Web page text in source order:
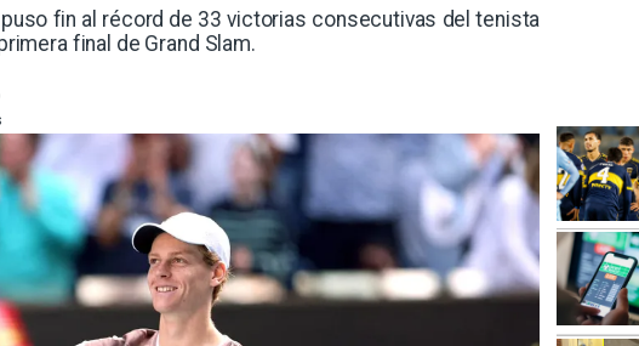
puso fin al récord de 33 victorias consecutivas del tenista
final de Grand Slam.